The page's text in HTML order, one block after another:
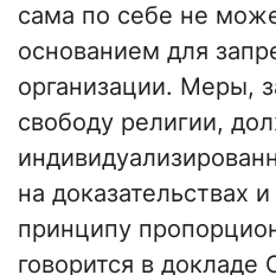
сама по себе не
основанием для
организации. Меры,
свободу религии,
на доказательствах
принципу
говорится в докладе